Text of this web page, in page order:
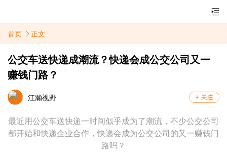
首页 正文
公交车送快递成潮流？快递会成公交公司又一
赚钱门路？
江瀚视野
最近用公交车送快递一时间似乎成为了潮流，不少公交公司
都开始和快递企业合作，快递会成为公交公司的又一赚钱门
路吗？